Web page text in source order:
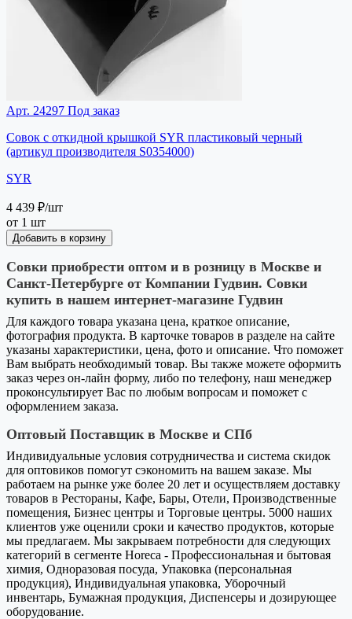
Арт. 24297 Под заказ
Совок с откидной крышкой SYR пластиковый черный
(артикул производителя S0354000)
SYR
4 439 ₽/шт
от 1 шт
Добавить в корзину
Совки приобрести оптом и в розницу в Москве и
Санкт-Петербурге от Компании Гудвин. Совки
купить в нашем интернет-магазине Гудвин
Для каждого товара указана цена, краткое описание,
фотография продукта. В карточке товаров в разделе на сайте
указаны характеристики, цена, фото и описание. Что поможет
Вам выбрать необходимый товар. Вы также можете оформить
заказ через он-лайн форму, либо по телефону, наш менеджер
проконсультирует Вас по любым вопросам и поможет с
оформлением заказа.
Оптовый Поставщик в Москве и СПб
Индивидуальные условия сотрудничества и система скидок
для оптовиков помогут сэкономить на вашем заказе. Мы
работаем на рынке уже более 20 лет и осуществляем доставку
товаров в Рестораны, Кафе, Бары, Отели, Производственные
помещения, Бизнес центры и Торговые центры. 5000 наших
клиентов уже оценили сроки и качество продуктов, которые
мы предлагаем. Мы закрываем потребности для следующих
категорий в сегменте Horeca - Профессиональная и бытовая
химия, Одноразовая посуда, Упаковка (персональная
продукция), Индивидуальная упаковка, Уборочный
инвентарь, Бумажная продукция, Диспенсеры и дозирующее
оборудование.